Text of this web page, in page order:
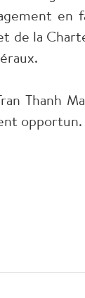
en
de la
Thanh